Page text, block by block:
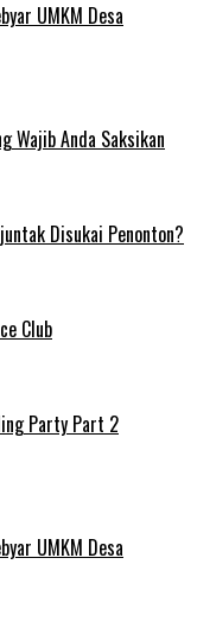
UMKM Desa
Wajib Anda Saksikan
Disukai Penonton?
Club
Party Part 2
UMKM Desa